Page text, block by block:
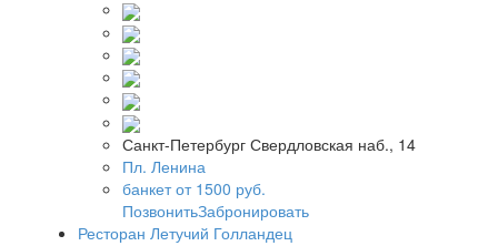
Санкт-Петербург Свердловская наб., 14
Пл. Ленина
банкет от 1500 руб.
ПозвонитьЗабронировать
Ресторан Летучий Голландец